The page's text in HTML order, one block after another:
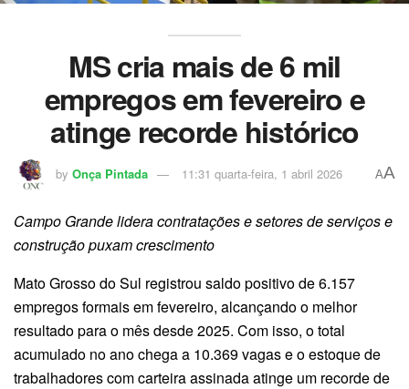
MS cria mais de 6 mil
empregos em fevereiro e
atinge recorde histórico
by Onça Pintada 11:31 quarta-feira, 1 abril 2026 AA
Campo Grande lidera contratações e setores de serviços e
construção puxam crescimento
Mato Grosso do Sul registrou saldo positivo de 6.157
empregos formais em fevereiro, alcançando o melhor
resultado para o mês desde 2025. Com isso, o total
acumulado no ano chega a 10.369 vagas e o estoque de
trabalhadores com carteira assinada atinge um recorde de